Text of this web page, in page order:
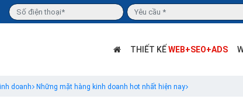
THIẾT KẾWEB+SEO+ADS
doanh Những mặt hàng kinh doanh hot nhất hiện nay